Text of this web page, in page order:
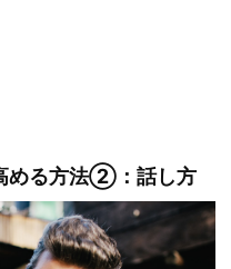
める方法②：話し方